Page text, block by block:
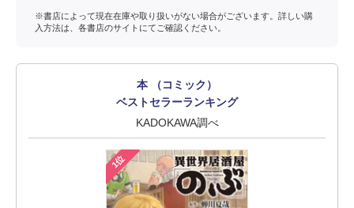
※書店によって現在在庫や取り扱いがない場合がございます。詳しい購
入方法は、各書店のサイトにてご確認ください。
本 （コミック）
ベストセラーランキング
KADOKAWA調べ
1位